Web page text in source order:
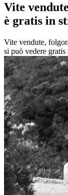
Vite
è gratis in
Vite vendute,
si può vedere